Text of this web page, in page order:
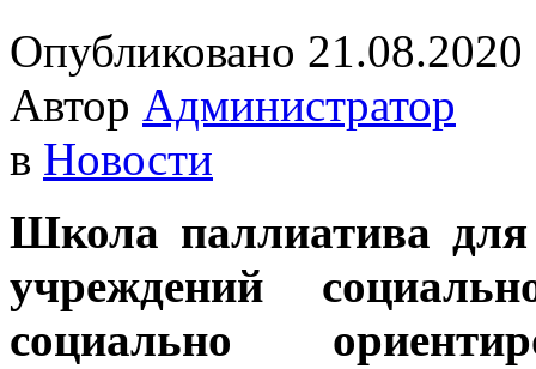
Опубликовано 21.08.2020
Автор Администратор
в Новости
Школа паллиатива для
учреждений
социально